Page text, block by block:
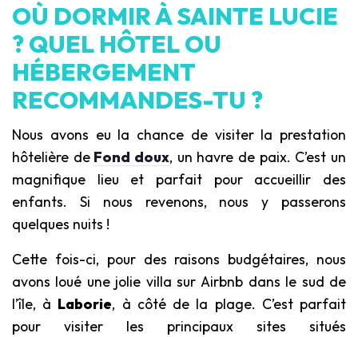
OÙ DORMIR À SAINTE LUCIE
? QUEL HÔTEL OU
HÉBERGEMENT
RECOMMANDES-TU ?
Nous avons eu la chance de visiter la prestation
hôtelière de Fond doux, un havre de paix. C’est un
magnifique lieu et parfait pour accueillir des
enfants. Si nous revenons, nous y passerons
quelques nuits !
Cette fois-ci, pour des raisons budgétaires, nous
avons loué une jolie villa sur Airbnb dans le sud de
l’île, à Laborie, à côté de la plage. C’est parfait
pour visiter les principaux sites situés